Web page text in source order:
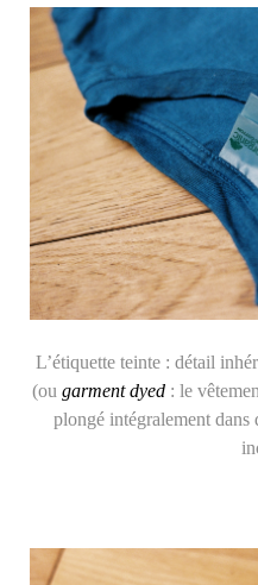
L’étiquette teinte : détail
(ou garment dyed : le
plongé intégralement dans